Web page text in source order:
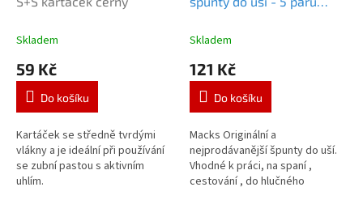
Skladem
59 Kč
Do košíku
Kartáček se středně tvrdými
vlákny a je ideální při používání
se zubní pastou s aktivním
uhlím.
párů
Skladem
121 Kč
Do košíku
Macks Originální a
nejprodávanější špunty do uší.
Vhodné k práci, na spaní ,
cestování , do hlučného